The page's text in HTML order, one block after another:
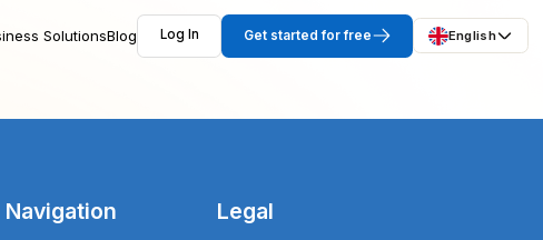
SolutionsBlog Log In Get started for free English
Navigation Legal